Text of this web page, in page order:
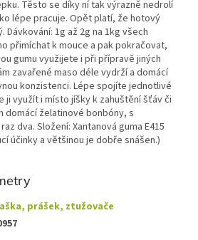
Těsto se díky ní tak výrazně nedrolí
lépe pracuje. Opět platí, že hotový
1g až 2g na 1kg všech
přimíchat k mouce a pak pokračovat,
gumu využijete i při přípravě jiných
zavařené maso déle vydrží a domácí
konzistenci. Lépe spojíte jednotlivé
ji využít i místo jíšky k zahuštění šťáv či
domácí želatinové bonbóny, s
dva. Složení: Xantanová guma E415
účinky a většinou je dobře snášen.)
prášek, ztužovače